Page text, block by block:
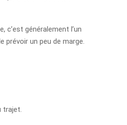
généralement l’un
un peu de marge.
trajet.